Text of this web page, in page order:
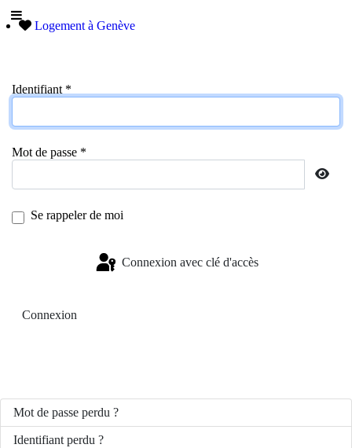
Logement à Genève
Identifiant *
Mot de passe *
Se rappeler de moi
Connexion avec clé d'accès
Connexion
Mot de passe perdu ?
Identifiant perdu ?